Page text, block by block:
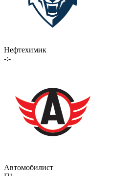
Нефтехимик
-:-
Автомобилист